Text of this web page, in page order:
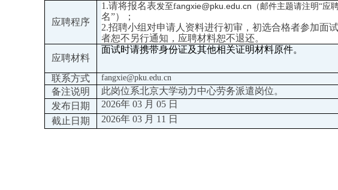
应聘程序
1.请将报名表发至fangxie@pku.edu.cn （邮件主题请注明“应
名”）；
2.招聘小组对申请人资料进行初审，初选合格者参加面
者恕不另行通知，应聘材料恕不退还。
应聘材料
面试时请携带身份证及其他相关证明材料原件。
联系方式 fangxie@pku.edu.cn
备注说明 此岗位系北京大学动力中心劳务派遣岗位。
发布日期
2026年 03 月 05 日
截止日期
2026年 03 月 11 日